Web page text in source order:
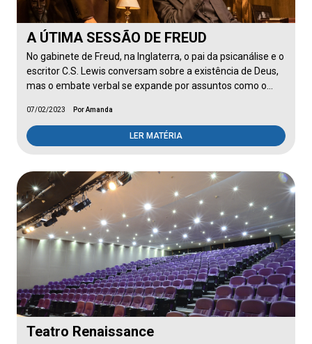
A ÚTIMA SESSÃO DE FREUD
No gabinete de Freud, na Inglaterra, o pai da psicanálise e o
escritor C.S. Lewis conversam sobre a existência de Deus,
mas o embate verbal se expande por assuntos como o…
07/02/2023 Por Amanda
LER MATÉRIA
Teatro Renaissance